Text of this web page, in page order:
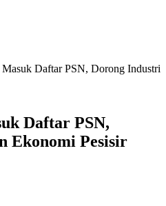
Masuk Daftar PSN, Dorong Industri
Daftar PSN,
Ekonomi Pesisir